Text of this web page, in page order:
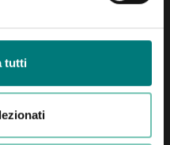
tutti
Rovereto (TN)
491600